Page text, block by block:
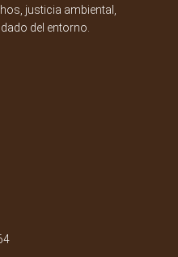
justicia ambiental,
del entorno.